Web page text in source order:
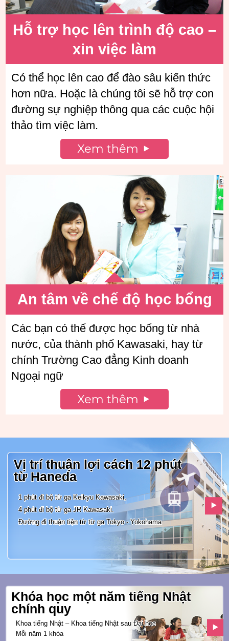
Hỗ trợ học lên trình độ cao –
xin việc làm
Có thể học lên cao để đào sâu kiến thức
hơn nữa. Hoặc là chúng tôi sẽ hỗ trợ con
đường sự nghiệp thông qua các cuộc hội
thảo tìm việc làm.
Xem thêm
An tâm về chế độ học bổng
Các bạn có thể được học bổng từ nhà
nước, của thành phố Kawasaki, hay từ
chính Trường Cao đẳng Kinh doanh
Ngoại ngữ
Xem thêm
Vị trí thuận lợi cách 12 phút
từHaneda
1 phút đi bộ từ ga Keikyu Kawasaki,
4 phút đi bộ từ ga JR Kawasaki.
Đường đi thuận tiện từ từ gaTokyo - Yokohama
Khóa học một năm tiếng Nhật
chính quy
Khoa tiếng Nhật – Khoa tiếng Nhật sau Đại học
Mỗi năm 1 khóa